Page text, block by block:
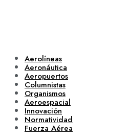
Aerolíneas
Aeronáutica
Aeropuertos
Columnistas
Organismos
Aeroespacial
Innovación
Normatividad
Fuerza Aérea